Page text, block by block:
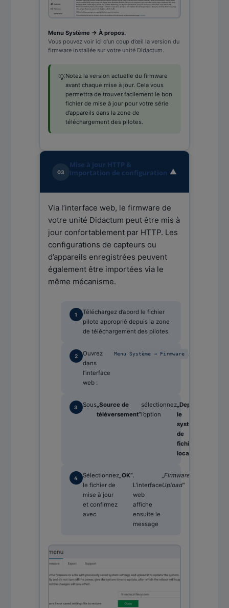
Menu Système → À propos.
Vous pouvez voir ici d’un coup d’œil la version du
firmware installée sur votre unité Didactum.
💡Notez la version actuelle du firmware
avant chaque mise à jour. Cela vous
permettra de trouver facilement le bon
fichier de mise à jour pour votre série
d’appareils dans la zone de
téléchargement des pilotes.
03
Mise à jour HTTP &
Importation de configuration ▼
Via l’interface web, le firmware de
votre unité Didactum peut être mis à
jour confortablement par HTTP. Les
configurations de capteurs ou
d’appareils enregistrées peuvent
également être importées via le
même mécanisme.
Téléchargez d’abord le fichier
pilote approprié depuis la zone
de téléchargement des pilotes.
Ouvrez
dans
l’interface
web :
Menu Système → Firmware .
Sous„Source de
téléversement“
sélectionnez
l’option
„Depuis
le
système
de
fichiers
local“
Sélectionnez
le fichier de
mise à jour
et confirmez
avec
„OK“.
L’interface
web
affiche
ensuite le
message
„Firmware
Upload“